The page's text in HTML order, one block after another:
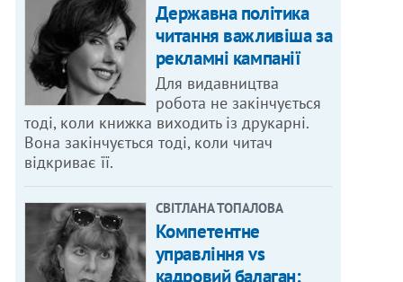
Державна політика
читання важливіша за
рекламні кампанії
Для видавництва
робота не закінчується
тоді, коли книжка виходить із друкарні.
Вона закінчується тоді, коли читач
відкриває її.
СВІТЛАНА ТОПАЛОВА
Компетентне
управління vs
кадровий балаган: